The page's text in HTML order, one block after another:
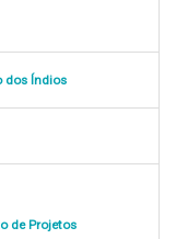
dos Índios
de Projetos